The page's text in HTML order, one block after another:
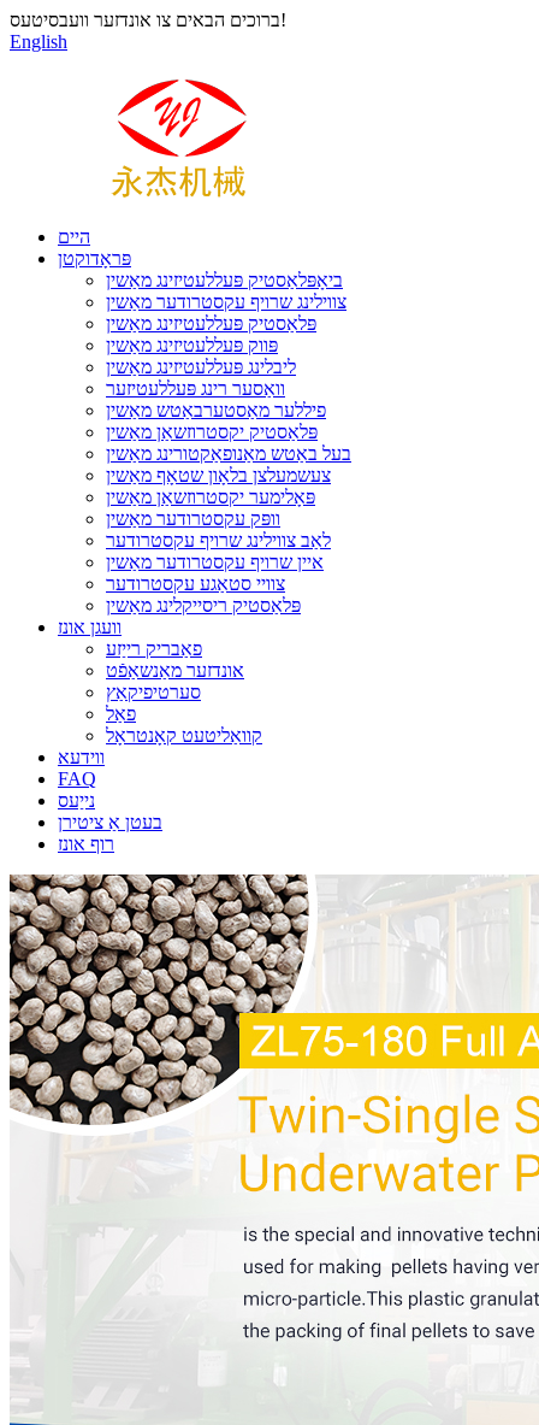
ברוכים הבאים צו אונדזער וועבסיטעס!
English
היים
פּראָדוקטן
ביאָפּלאַסטיק פּעללעטיזינג מאַשין
צווילינג שרויף עקסטרודער מאַשין
פּלאַסטיק פּעללעטיזינג מאַשין
פּווק פּעללעטיזינג מאַשין
ליבלינג פּעללעטיזינג מאַשין
וואַסער רינג פּעללעטיזער
פיללער מאַסטערבאַטש מאַשין
פּלאַסטיק יקסטרוזשאַן מאַשין
בעל באַטש מאַנופאַקטורינג מאַשין
צעשמעלצן בלאָון שטאָף מאַשין
פּאָלימער יקסטרוזשאַן מאַשין
וופּק עקסטרודער מאַשין
לאַב צווילינג שרויף עקסטרודער
איין שרויף עקסטרודער מאַשין
צוויי סטאַגע עקסטרודער
פּלאַסטיק ריסייקלינג מאַשין
וועגן אונז
פאַבריק רייַזע
אונדזער מאַנשאַפֿט
סערטיפיקאַץ
פאַל
קוואַליטעט קאָנטראָל
ווידעא
FAQ
נייַעס
בעטן אַ ציטירן
רוף אונז